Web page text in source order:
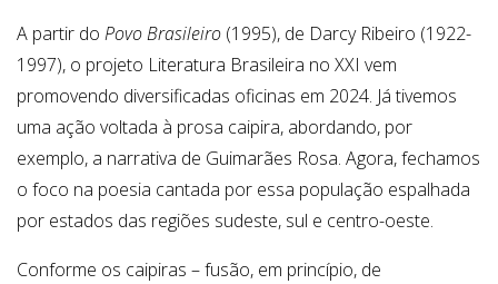
A partir do Povo Brasileiro (1995), de Darcy Ribeiro (1922-
1997), o projeto Literatura Brasileira no XXI vem
promovendo diversificadas oficinas em 2024. Já tivemos
uma ação voltada à prosa caipira, abordando, por
exemplo, a narrativa de Guimarães Rosa. Agora, fechamos
o foco na poesia cantada por essa população espalhada
por estados das regiões sudeste, sul e centro-oeste.
Conforme os caipiras – fusão, em princípio, de